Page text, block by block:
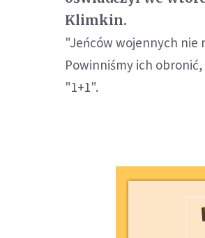
Klimkin.
"Jeńców wojennych nie
Powinniśmy ich
"1+1".